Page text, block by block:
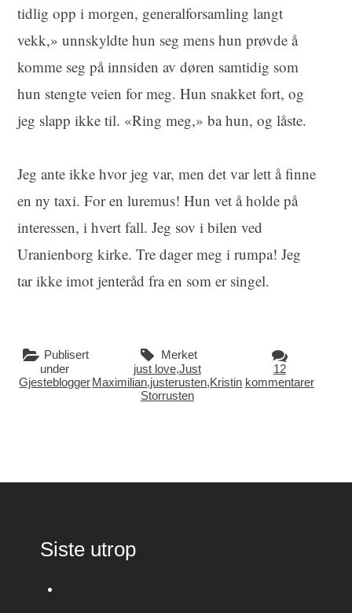
tidlig opp i morgen, generalforsamling langt
vekk,» unnskyldte hun seg mens hun prøvde å
komme seg på innsiden av døren samtidig som
hun stengte veien for meg. Hun snakket fort, og
jeg slapp ikke til. «Ring meg,» ba hun, og låste.
Jeg ante ikke hvor jeg var, men det var lett å finne
en ny taxi. For en luremus! Hun vet å holde på
interessen, i hvert fall. Jeg sov i bilen ved
Uranienborg kirke. Tre dager meg i rumpa! Jeg
tar ikke imot jenteråd fra en som er singel.
Publisert
under
Gjesteblogger
Merket
just love,Just
Maximilian,justerusten,Kristin
Storrusten
12
kommentarer
Siste utrop